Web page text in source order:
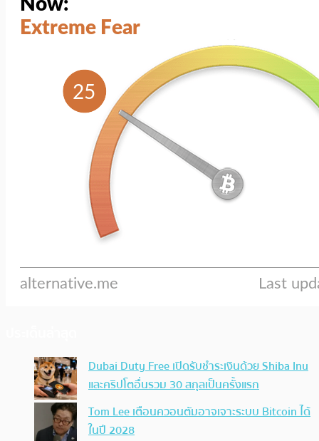
Dubai Duty Free เปิดรับชำระเงินด้วย Shiba Inu
และคริปโตอื่นรวม 30 สกุลเป็นครั้งแรก
Tom Lee เตือนควอนตัมอาจเจาะระบบ Bitcoin ได้
ในปี 2028